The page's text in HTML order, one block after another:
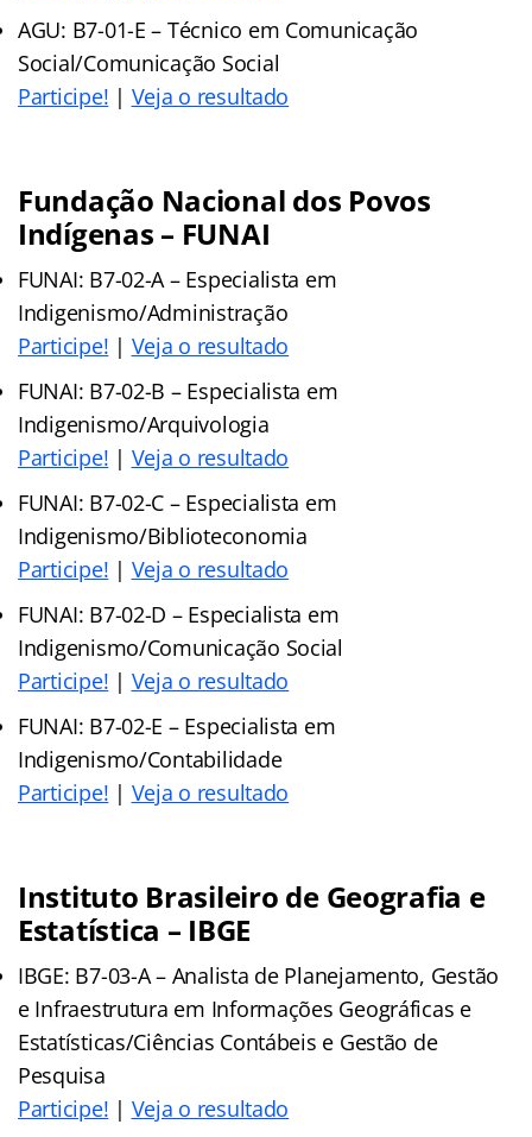
AGU: B7-01-E – Técnico em Comunicação
Social/Comunicação Social
Participe! | Veja o resultado
Fundação Nacional dos Povos
Indígenas – FUNAI
FUNAI: B7-02-A – Especialista em
Indigenismo/Administração
Participe! | Veja o resultado
FUNAI: B7-02-B – Especialista em
Indigenismo/Arquivologia
Participe! | Veja o resultado
FUNAI: B7-02-C – Especialista em
Indigenismo/Biblioteconomia
Participe! | Veja o resultado
FUNAI: B7-02-D – Especialista em
Indigenismo/Comunicação Social
Participe! | Veja o resultado
FUNAI: B7-02-E – Especialista em
Indigenismo/Contabilidade
Participe! | Veja o resultado
Instituto Brasileiro de Geografia e
Estatística – IBGE
IBGE: B7-03-A – Analista de Planejamento, Gestão
e Infraestrutura em Informações Geográficas e
Estatísticas/Ciências Contábeis e Gestão de
Pesquisa
Participe! | Veja o resultado